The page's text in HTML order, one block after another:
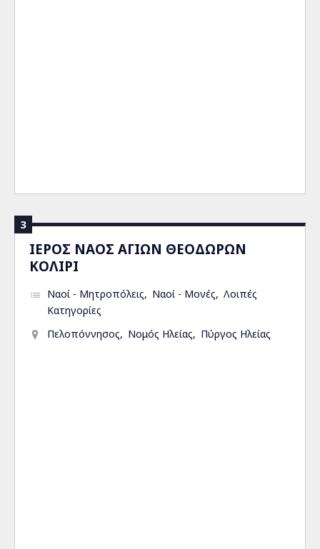
3
ΙΕΡΟΣ ΝΑΟΣ ΑΓΙΩΝ ΘΕΟΔΩΡΩΝ
ΚΟΛΙΡΙ
Ναοί - Μητροπόλεις Ναοί - Μονές
Λοιπές
Κατηγορίες
Πελοπόννησος
Νομός Ηλείας Πύργος Ηλείας